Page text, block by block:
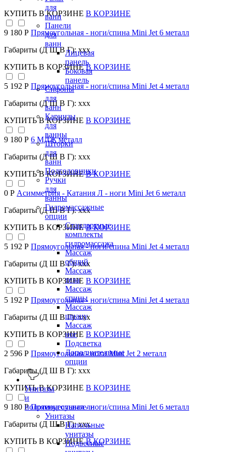
для
ванн
Панели
для
ванн
Лицевая
панель
Боковая
панель
Сифоны
для
ванн
Карнизы
для
ванны
Шторки
для
ванн
Подголовники
Ручки
для
ванны
Гидромассажные
опции
Стандартные
комплекты
гидромассажа
Массаж
общий
Массаж
тела
Массаж
спины
Массаж
шиацу
Массаж
ног
Подсветка
Дополнительные
опции
Унитазы
и
полотенцесушители
Унитазы
Напольные
унитазы
Подвесные
КУПИТЬ В КОРЗИНЕ В КОРЗИНЕ
9 180 Р Прямоугольная - ноги/спина Mini Jet 6 металл
Габариты (Д Ш В Г): xxx
КУПИТЬ В КОРЗИНЕ В КОРЗИНЕ
5 192 Р Прямоугольная - ноги/спина Mini Jet 4 металл
Габариты (Д Ш В Г): xxx
КУПИТЬ В КОРЗИНЕ В КОРЗИНЕ
9 180 Р 6 МДЖ металл
Габариты (Д Ш В Г): xxx
КУПИТЬ В КОРЗИНЕ В КОРЗИНЕ
0 Р Асимметрия - Катания Л - ноги Mini Jet 6 металл
Габариты (Д Ш В Г): xxx
КУПИТЬ В КОРЗИНЕ В КОРЗИНЕ
5 192 Р Прямоугольная - ноги/спина Mini Jet 4 металл
Габариты (Д Ш В Г): xxx
КУПИТЬ В КОРЗИНЕ В КОРЗИНЕ
5 192 Р Прямоугольная - ноги/спина Mini Jet 4 металл
Габариты (Д Ш В Г): xxx
КУПИТЬ В КОРЗИНЕ В КОРЗИНЕ
2 596 Р Прямоугольная - ноги Mini Jet 2 металл
Габариты (Д Ш В Г): xxx
КУПИТЬ В КОРЗИНЕ В КОРЗИНЕ
9 180 РПрямоугольная - ноги/спина Mini Jet 6 металл
Габариты (Д Ш В Г): xxx
КУПИТЬ В КОРЗИНЕ В КОРЗИНЕ